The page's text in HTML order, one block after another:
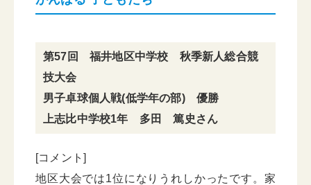
第57回 福井地区中学校 秋季新人総合競
技大会
男子卓球個人戦(低学年の部) 優勝
上志比中学校1年 多田 篤史さん
[コメント]
地区大会では1位になりうれしかったです。家